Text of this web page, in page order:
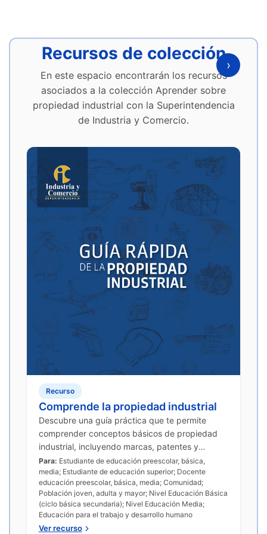
Recursos de colección
En este espacio encontrarán los recursos
asociados a la colección Aprender sobre
propiedad industrial con la Superintendencia
de Industria y Comercio.
›
Recurso
Comprende la propiedad industrial
Descubre una guía práctica que te permite
comprender conceptos básicos de propiedad
industrial, incluyendo marcas, patentes y
protección de la innovación.
Para: Estudiante de educación preescolar, básica,
media; Estudiante de educación superior; Docente
educación preescolar, básica, media; Comunidad;
Población joven, adulta y mayor; Nivel Educación Básica
(ciclo básica secundaria); Nivel Educación Media;
Educación para el trabajo y desarrollo humano
Ver recurso